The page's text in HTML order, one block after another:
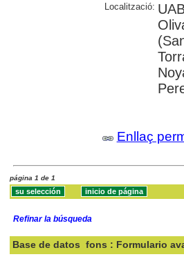
Localització:
Enllaç
página 1 de 1
Refinar la búsqueda
Base de datos fons : Formulario